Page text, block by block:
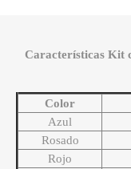
Características Kit
Color
Azul
Rosado
Rojo